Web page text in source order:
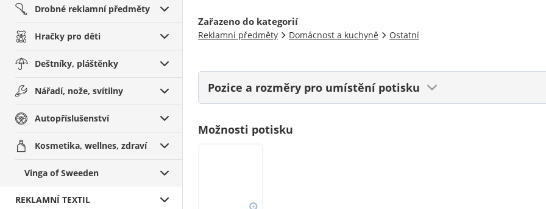
Drobné reklamní předměty
Hračky pro děti
Deštníky, pláštěnky
Nářadí, nože, svítilny
Autopříslušenství
Kosmetika, wellnes, zdraví
Vinga of Sweeden
REKLAMNÍ TEXTIL
Zařazeno do kategorií
Reklamní předměty Domácnost a kuchyně Ostatní
Pozice a rozměry pro umístění potisku
Možnosti potisku